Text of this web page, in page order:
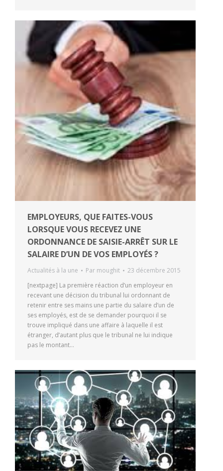
EMPLOYEURS, QUE FAITES-VOUS
LORSQUE VOUS RECEVEZ UNE
ORDONNANCE DE SAISIE-ARRÊT SUR LE
SALAIRE D’UN DE VOS EMPLOYÉS ?
Actualités à la une Par moughit
23 décembre 2015
[nextpage] La première réaction d’un employeur en
recevant une décision du tribunal lui ordonnant de
retenir entre ses mains une partie du salaire d’un de
ses employés, est de se demander pourquoi il se
trouve impliqué dans une affaire à laquelle il est
étranger, d’autant plus que le tribunal ne lui indique
pas le montant…